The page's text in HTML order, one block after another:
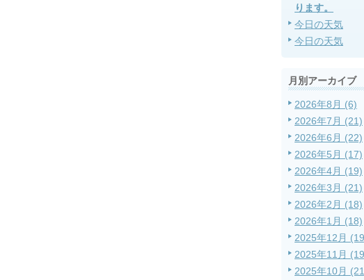
ります。
今日の天気
今日の天気
月別アーカイブ
2026年8月 (6)
2026年7月 (21)
2026年6月 (22)
2026年5月 (17)
2026年4月 (19)
2026年3月 (21)
2026年2月 (18)
2026年1月 (18)
2025年12月
2025年11月
2025年10月